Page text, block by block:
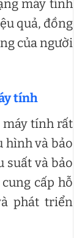
máy tính
quả, đồng
của người
tính
tính rất
hình và bảo
suất và bảo
cấp hỗ
phát triển